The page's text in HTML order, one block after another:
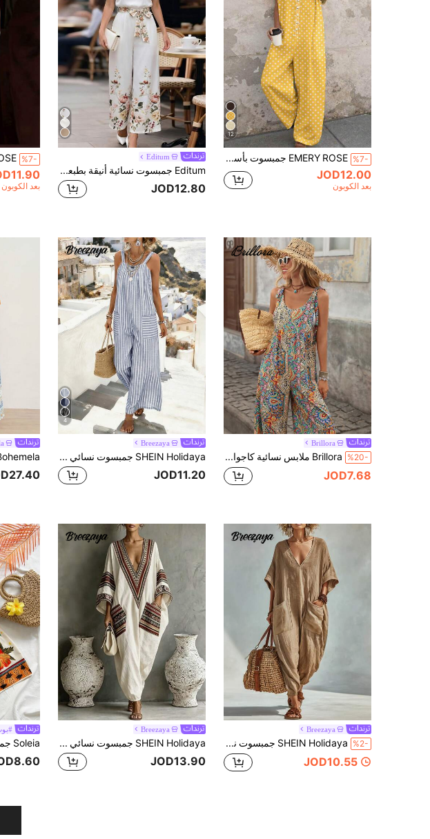
12
%7- EMERY ROSE جمبسوت بأسلوب إجازة كسلان من الكتان الأبيض ذو ملمس مع ياقة وأكمام قصيرة وساق واسعة
JOD12.00
بعد الكوبون
Editum
Editum جمبسوت نسائية أنيقة بطبعة زهرية وياقة على شكل حرف V وربطة الخصر وأكمام قصيرة وساق واسعة، مناسبة للعطلات والخروجات والتسوق والمواعدة والتنقل والحفلات وأغراض متعددة
JOD12.80
%7-
بعد الكوبون
Brillora
%20- Brillora ملابس نسائية كاجوال أنيقة رومانسية للارتداء اليومي والعطلات، بحمالات رفيعة مطبوعة، ملابس صيفية شاطئية وفساتين للمنتجعات، ملابس صيفية للنساء في العطلات، ملابس بوهيمية للنساء، موديل 2026 جديد صيفي بطبعات بوهيمية عتيقة بدون أكمام، مصممة للنساء الباحثات عن ملابس مريحة للعطلات، تتميز بتصميم طباعة كامل بطراز البيزلي الرجعي بألوان غنية وملونة، مليئة بالأجواء الاستوائية، مجموعات ملابس عطلات نسائية، ملابس صيفية نسائية، بدلات نسائية
JOD7.68
4
Breezaya
SHEIN Holidaya جمبسوت نسائي بطبعة رقمية مخططة مع جيوب حقيقية، بدون أكمام بحمالات رفيعة وساق مستقيمة وبنطلون طويل، للعطلات والشاطئ والمواعدة والتنقل اليومي وأسلوب الشارع، جمبسوت جديد لصيف وخريف 2026
JOD11.20
Breezaya
%2- SHEIN Holidaya جمبسوت نسائي صيفي جديد بأسلوب بوهيمي عتيق مريح، بياقة V واسعة الساق، قماش كتان صناعي بلون كاكي فاتح مع ملمس طبيعي، ياقة V عميقة وأكتاف منسدلة وأكمام قصيرة بأسلوب كاجوال كسول، جيوب جانبية مزدوجة كبيرة للعملية، ساق فضفاضة منسدلة تخفي شكل الجسم بنعومة، ملاءمة فضفاضة غير مقيدة مناسبة للعطلات والخروجات اليومية، تخلق بسهولة مظهر كاجوال كسول للعطلات
JOD10.55
Breezaya
SHEIN Holidaya جمبسوت نسائي فرنسي عتيق فضفاض منسوج بياقة V عميقة وأكمام طويلة، أنيق، للصيف، ملابس صيفية، ملابس شاطئ، جمبسوت شاطئ، ملابس عطلة نسائية، جمبسوت عطلة، ملابس نسائية بأسلوب ريفي، أسلوب ريفي، جمبسوت نسائي صيفي جديد
JOD13.90